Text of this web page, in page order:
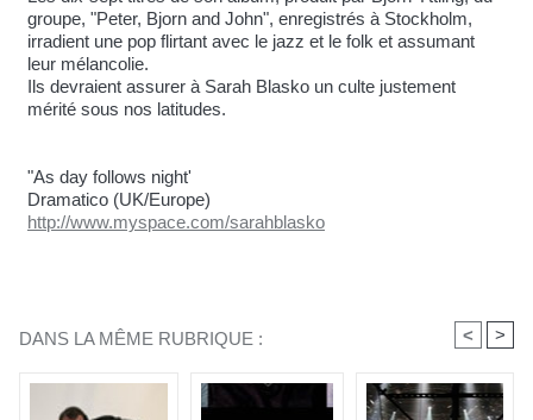
groupe, "Peter, Bjorn and John", enregistrés à Stockholm,
irradient une pop flirtant avec le jazz et le folk et assumant
leur mélancolie.
Ils devraient assurer à Sarah Blasko un culte justement
mérité sous nos latitudes.
"As day follows night'
Dramatico (UK/Europe)
http://www.myspace.com/sarahblasko
DANS LA MÊME RUBRIQUE : < >